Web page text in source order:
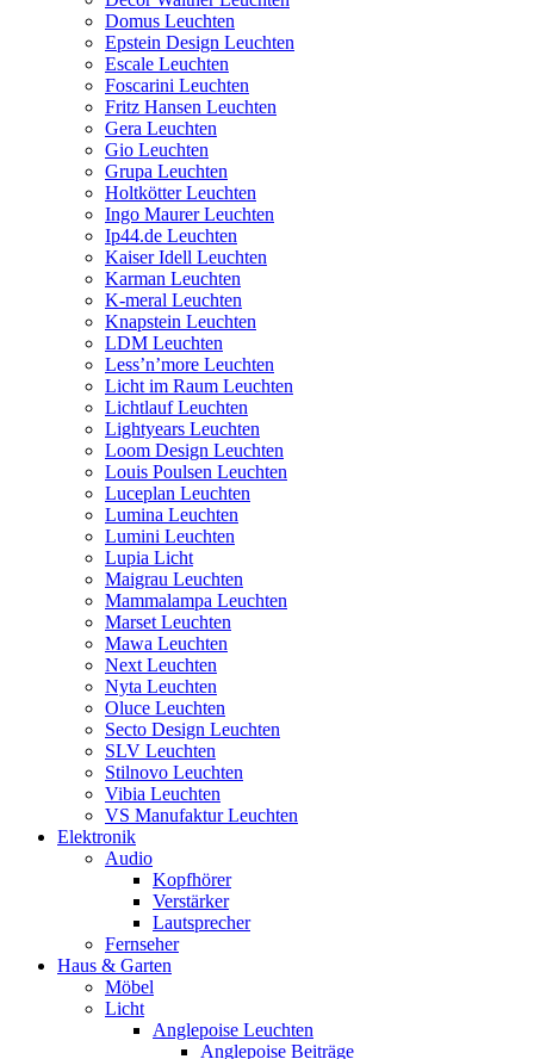
Domus Leuchten
Epstein Design Leuchten
Escale Leuchten
Foscarini Leuchten
Fritz Hansen Leuchten
Gera Leuchten
Gio Leuchten
Grupa Leuchten
Holtkötter Leuchten
Ingo Maurer Leuchten
Ip44.de Leuchten
Kaiser Idell Leuchten
Karman Leuchten
K-meral Leuchten
Knapstein Leuchten
LDM Leuchten
Less’n’more Leuchten
Licht im Raum Leuchten
Lichtlauf Leuchten
Lightyears Leuchten
Loom Design Leuchten
Louis Poulsen Leuchten
Luceplan Leuchten
Lumina Leuchten
Lumini Leuchten
Lupia Licht
Maigrau Leuchten
Mammalampa Leuchten
Marset Leuchten
Mawa Leuchten
Next Leuchten
Nyta Leuchten
Oluce Leuchten
Secto Design Leuchten
SLV Leuchten
Stilnovo Leuchten
Vibia Leuchten
VS Manufaktur Leuchten
Elektronik
Audio
Kopfhörer
Verstärker
Lautsprecher
Fernseher
Haus & Garten
Möbel
Licht
Anglepoise Leuchten
Anglepoise Beiträge